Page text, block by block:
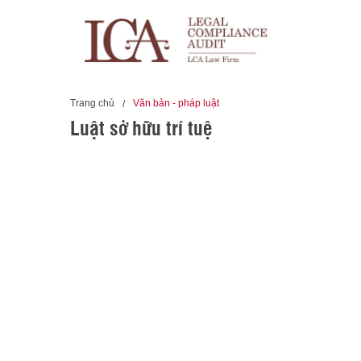
Trang chủ Văn bản - pháp luật
Luật sở hữu trí tuệ